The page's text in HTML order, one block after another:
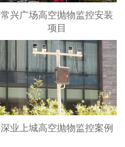
常兴广场高空抛物监控安装
项目
深业上城高空抛物监控案例